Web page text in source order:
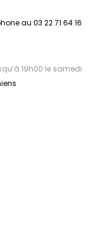
au 03 22 71 64 16
19h00 le samedi